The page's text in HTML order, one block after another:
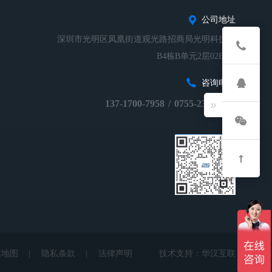
公司地址
深圳市光明区凤凰街道观光路招商局光明科技园
B4栋B单元2层02B-01
咨询电话
137-1700-7958 / 0755-23248674
图 隐私条款 法律声明 技术支持： 华汉互联